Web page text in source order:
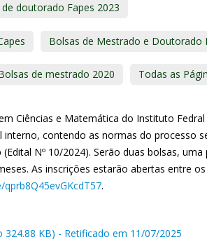
doutorado Fapes 2023
Bolsas de Mestrado e Doutorado
de mestrado 2020 Todas as
Ciências e Matemática do Instituto
interno, contendo as normas do processo
Nº 10/2024). Serão duas bolsas, uma
As inscrições estarão abertas entre
.
KB) - Retificado em 11/07/2025